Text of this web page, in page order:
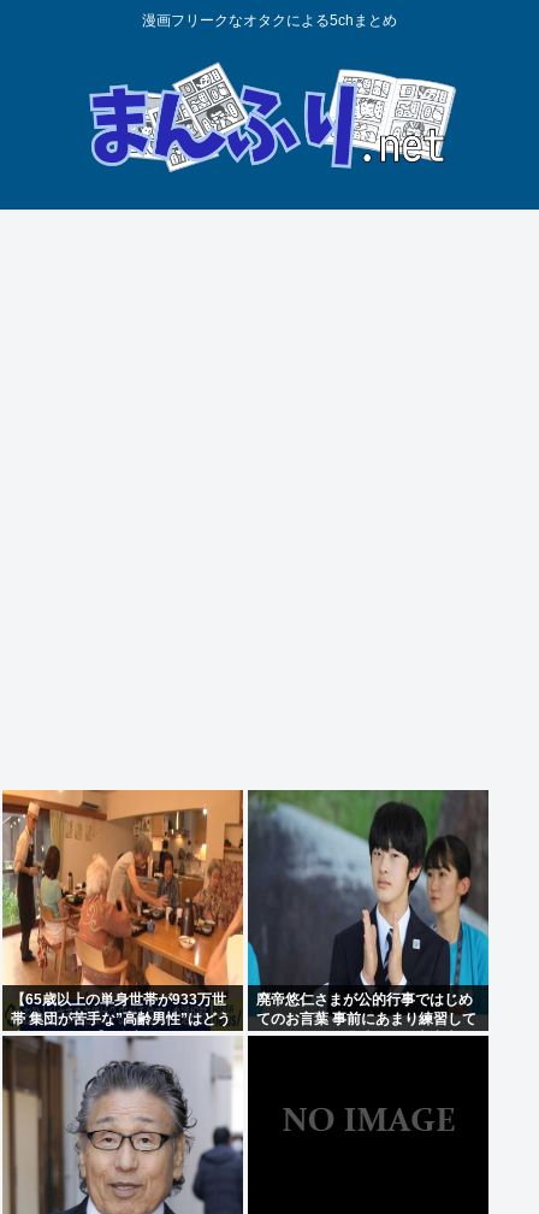
漫画フリークなオタクによる5chまとめ
【65歳以上の単身世帯が933万世
帯 集団が苦手な”高齢男性”はどう
生きていく？】孤独死のリスク
も…専門家 「8日以上見つからな
いのも圧倒的に男性」
廃帝悠仁さまが公的行事ではじめ
てのお言葉 事前にあまり練習して
ないっぽい。滑舌悪いし大丈夫な